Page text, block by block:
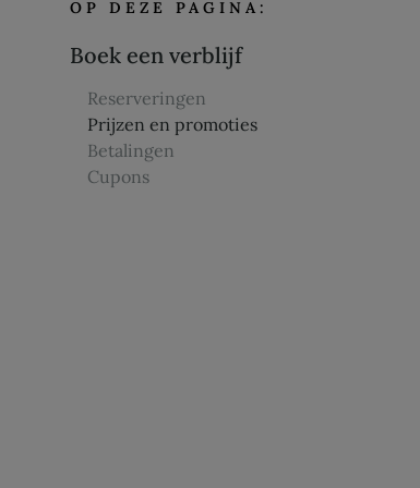
OP DEZE PAGINA:
Boek een verblijf
Reserveringen
Prijzen en promoties
Betalingen
Cupons